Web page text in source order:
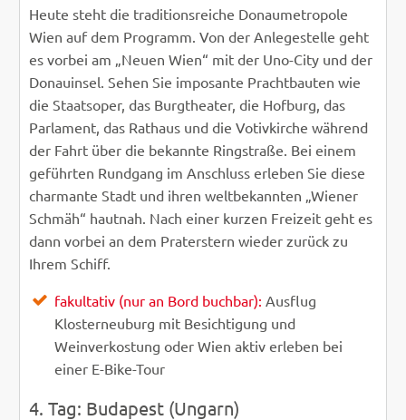
Heute steht die traditionsreiche Donaumetropole
Wien auf dem Programm. Von der Anlegestelle geht
es vorbei am „Neuen Wien“ mit der Uno-City und der
Donauinsel. Sehen Sie imposante Prachtbauten wie
die Staatsoper, das Burgtheater, die Hofburg, das
Parlament, das Rathaus und die Votivkirche während
der Fahrt über die bekannte Ringstraße. Bei einem
geführten Rundgang im Anschluss erleben Sie diese
charmante Stadt und ihren weltbekannten „Wiener
Schmäh“ hautnah. Nach einer kurzen Freizeit geht es
dann vorbei an dem Praterstern wieder zurück zu
Ihrem Schiff.
fakultativ (nur an Bord buchbar): Ausflug
Klosterneuburg mit Besichtigung und
Weinverkostung oder Wien aktiv erleben bei
einer E-Bike-Tour
4. Tag: Budapest (Ungarn)